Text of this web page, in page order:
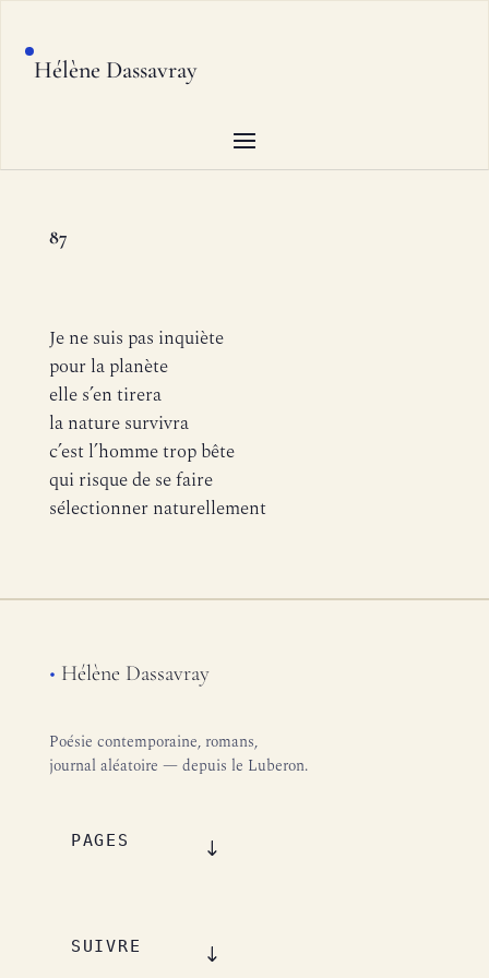
Hélène Dassavray
87
Je ne suis pas inquiète
pour la planète
elle s’en tirera
la nature survivra
c’est l’homme trop bête
qui risque de se faire
sélectionner naturellement
• Hélène Dassavray
Poésie contemporaine, romans,
journal aléatoire — depuis le Luberon.
PAGES
SUIVRE